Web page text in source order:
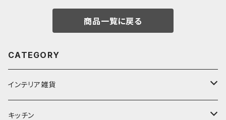
商品一覧に戻る
CATEGORY
インテリア雑貨
置物・オブジェ
キッチン